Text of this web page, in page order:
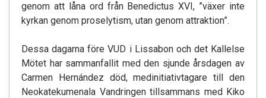
genom att låna ord från Benedictus XVI, ”växer inte
kyrkan genom proselytism, utan genom attraktion”.
Dessa dagarna före VUD i Lissabon och det Kallelse
Mötet har sammanfallit med den sjunde årsdagen av
Carmen Hernández död, medinitiativtagare till den
Neokatekumenala Vandringen tillsammans med Kiko